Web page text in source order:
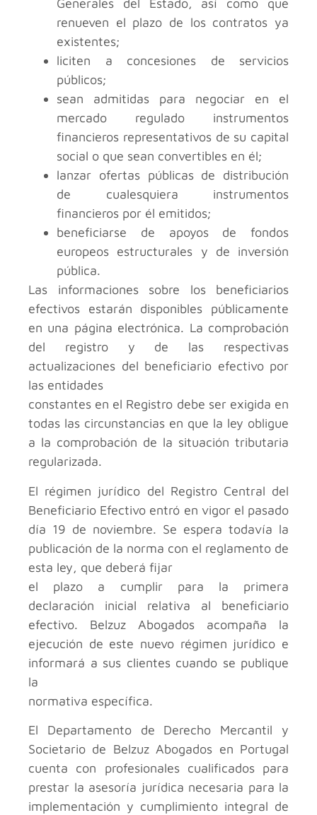
Generales del Estado, así como que
renueven el plazo de los contratos ya
existentes;
liciten a concesiones de servicios
públicos;
sean admitidas para negociar en el
mercado regulado instrumentos
financieros representativos de su capital
social o que sean convertibles en él;
lanzar ofertas públicas de distribución
de cualesquiera instrumentos
financieros por él emitidos;
beneficiarse de apoyos de fondos
europeos estructurales y de inversión
pública.
Las informaciones sobre los beneficiarios
efectivos estarán disponibles públicamente
en una página electrónica. La comprobación
del registro y de las respectivas
actualizaciones del beneficiario efectivo por
las entidades
constantes en el Registro debe ser exigida en
todas las circunstancias en que la ley obligue
a la comprobación de la situación tributaria
regularizada.
El régimen jurídico del Registro Central del
Beneficiario Efectivo entró en vigor el pasado
día 19 de noviembre. Se espera todavía la
publicación de la norma con el reglamento de
esta ley, que deberá fijar
el plazo a cumplir para la primera
declaración inicial relativa al beneficiario
efectivo. Belzuz Abogados acompaña la
ejecución de este nuevo régimen jurídico e
informará a sus clientes cuando se publique
la
normativa específica.
El Departamento de Derecho Mercantil y
Societario de Belzuz Abogados en Portugal
cuenta con profesionales cualificados para
prestar la asesoría jurídica necesaria para la
implementación y cumplimiento integral de